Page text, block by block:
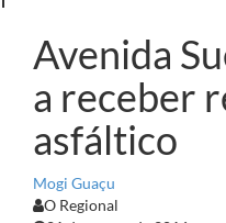
Avenida
a receber
asfáltico
Mogi Guaçu
O Regional